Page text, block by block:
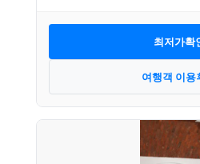
최저가확
여행객 이용